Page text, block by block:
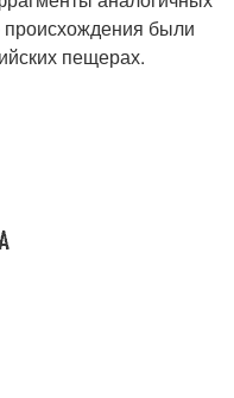
происхождения были
пещерах.